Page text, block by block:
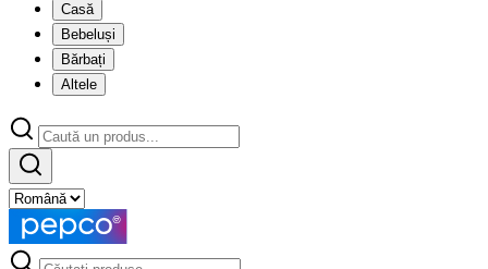
Casă
Bebeluși
Bărbați
Altele